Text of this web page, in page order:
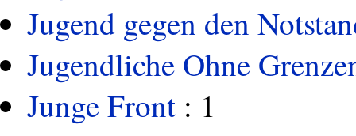
Jugend gegen den
Jugendliche Ohne
Junge Front : 1